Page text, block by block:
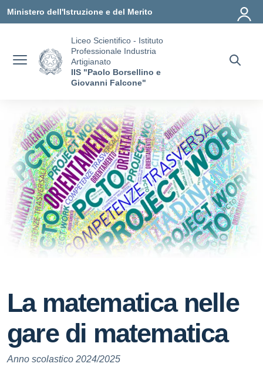
Ministero dell'Istruzione e del Merito
Liceo Scientifico - Istituto
Professionale Industria
Artigianato
IIS "Paolo Borsellino e
Giovanni Falcone"
La matematica nelle
gare di matematica
Anno scolastico 2024/2025